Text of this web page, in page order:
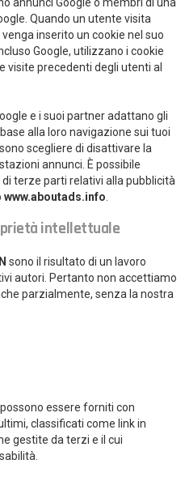
Quando un utente visita
inserito un cookie nel suo
Google, utilizzano i cookie
visite precedenti degli utenti al
e i suoi partner adattano gli
alla loro navigazione sui tuoi
scegliere di disattivare la
annunci. È possibile
terze parti relativi alla pubblicità
www.aboutads.info
intellettuale
sono il risultato di un lavoro
autori. Pertanto non accettiamo
parzialmente, senza la nostra
possono essere forniti con
classificati come link in
gestite da terzi e il cui